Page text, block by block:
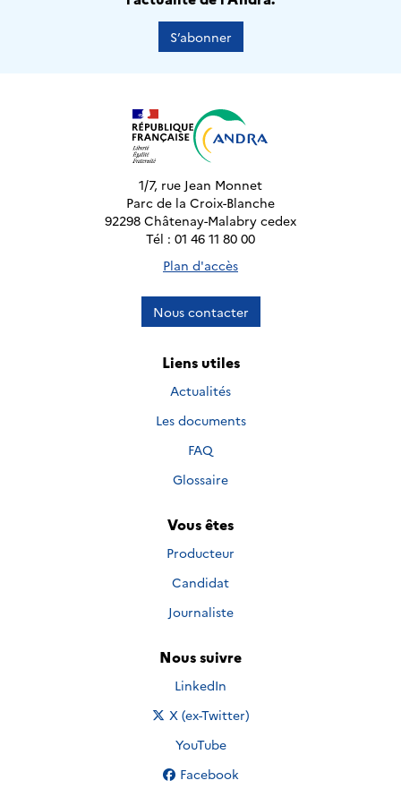
S’abonner
1/7, rue Jean Monnet
Parc de la Croix-Blanche
92298 Châtenay-Malabry cedex
Tél : 01 46 11 80 00
Plan d'accès
Nous contacter
Liens utiles
Actualités
Les documents
FAQ
Glossaire
Vous êtes
Producteur
Candidat
Journaliste
Nous suivre
Nous suivre sur
LinkedIn
Nous suivre sur
X (ex-Twitter)
Nous suivre sur
YouTube
Nous suivre sur
Facebook